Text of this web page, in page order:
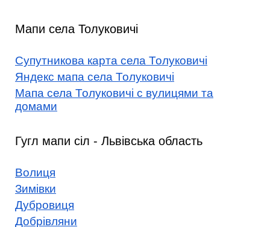
Мапи села Толуковичі
Супутникова карта села Толуковичі
Яндекс мапа села Толуковичі
Мапа села Толуковичі с вулицями та
домами
Гугл мапи сіл - Львівська область
Волиця
Зимівки
Дубровиця
Добрівляни